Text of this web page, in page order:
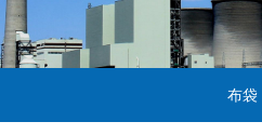
布袋